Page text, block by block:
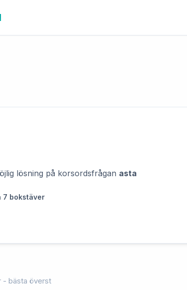
lösning på korsordsfrågan asta
7 bokstäver
- bästa överst